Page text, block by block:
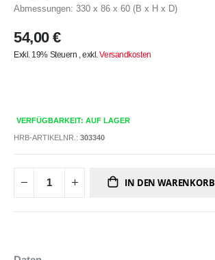
Abmessungen: 330 x 86 x 60 (B x H x D)
54,00 €
Exkl. 19% Steuern ,exkl.Versandkosten
VERFÜGBARKEIT: AUF LAGER
HRB-ARTIKELNR.: 303340
IN DEN WARENKORB